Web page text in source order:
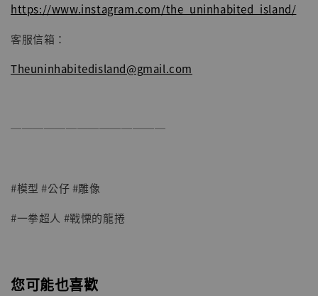
https://www.instagram.com/the_uninhabited_island/
客服信箱：
Theuninhabitedisland@gmail.com
──────────────
#模型 #公仔 #雕像
#一拳超人 #戰慄的龍捲
您可能也喜歡